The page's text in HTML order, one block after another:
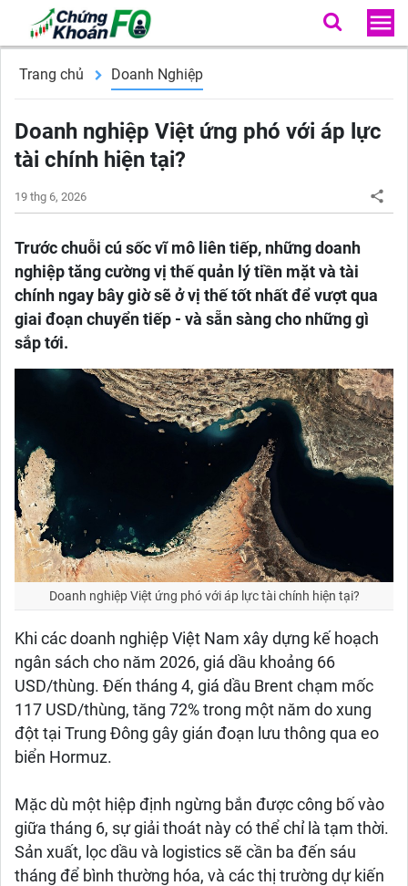
Trang chủ Doanh Nghiệp
Doanh nghiệp Việt ứng phó với áp lực
tài chính hiện tại?
19 thg 6, 2026
Trước chuỗi cú sốc vĩ mô liên tiếp, những doanh
nghiệp tăng cường vị thế quản lý tiền mặt và tài
chính ngay bây giờ sẽ ở vị thế tốt nhất để vượt qua
giai đoạn chuyển tiếp - và sẵn sàng cho những gì
sắp tới.
Doanh nghiệp Việt ứng phó với áp lực tài chính hiện tại?
Khi các doanh nghiệp Việt Nam xây dựng kế hoạch
ngân sách cho năm 2026, giá dầu khoảng 66
USD/thùng. Đến tháng 4, giá dầu Brent chạm mốc
117 USD/thùng, tăng 72% trong một năm do xung
đột tại Trung Đông gây gián đoạn lưu thông qua eo
biển Hormuz.
Mặc dù một hiệp định ngừng bắn được công bố vào
giữa tháng 6, sự giải thoát này có thể chỉ là tạm thời.
Sản xuất, lọc dầu và logistics sẽ cần ba đến sáu
tháng để bình thường hóa, và các thị trường dự kiến